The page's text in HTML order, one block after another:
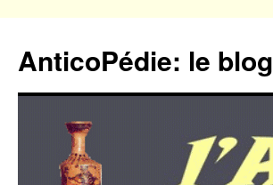
contenu
AnticoPédie: le blog